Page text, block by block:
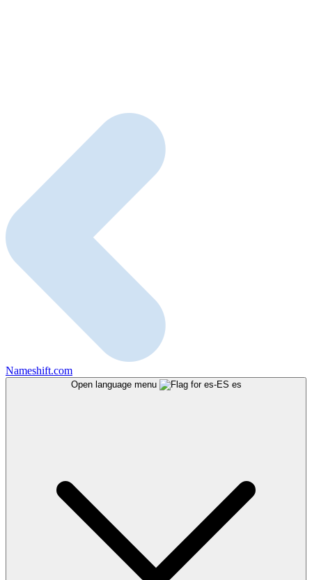
Nameshift.com
Open language menu es